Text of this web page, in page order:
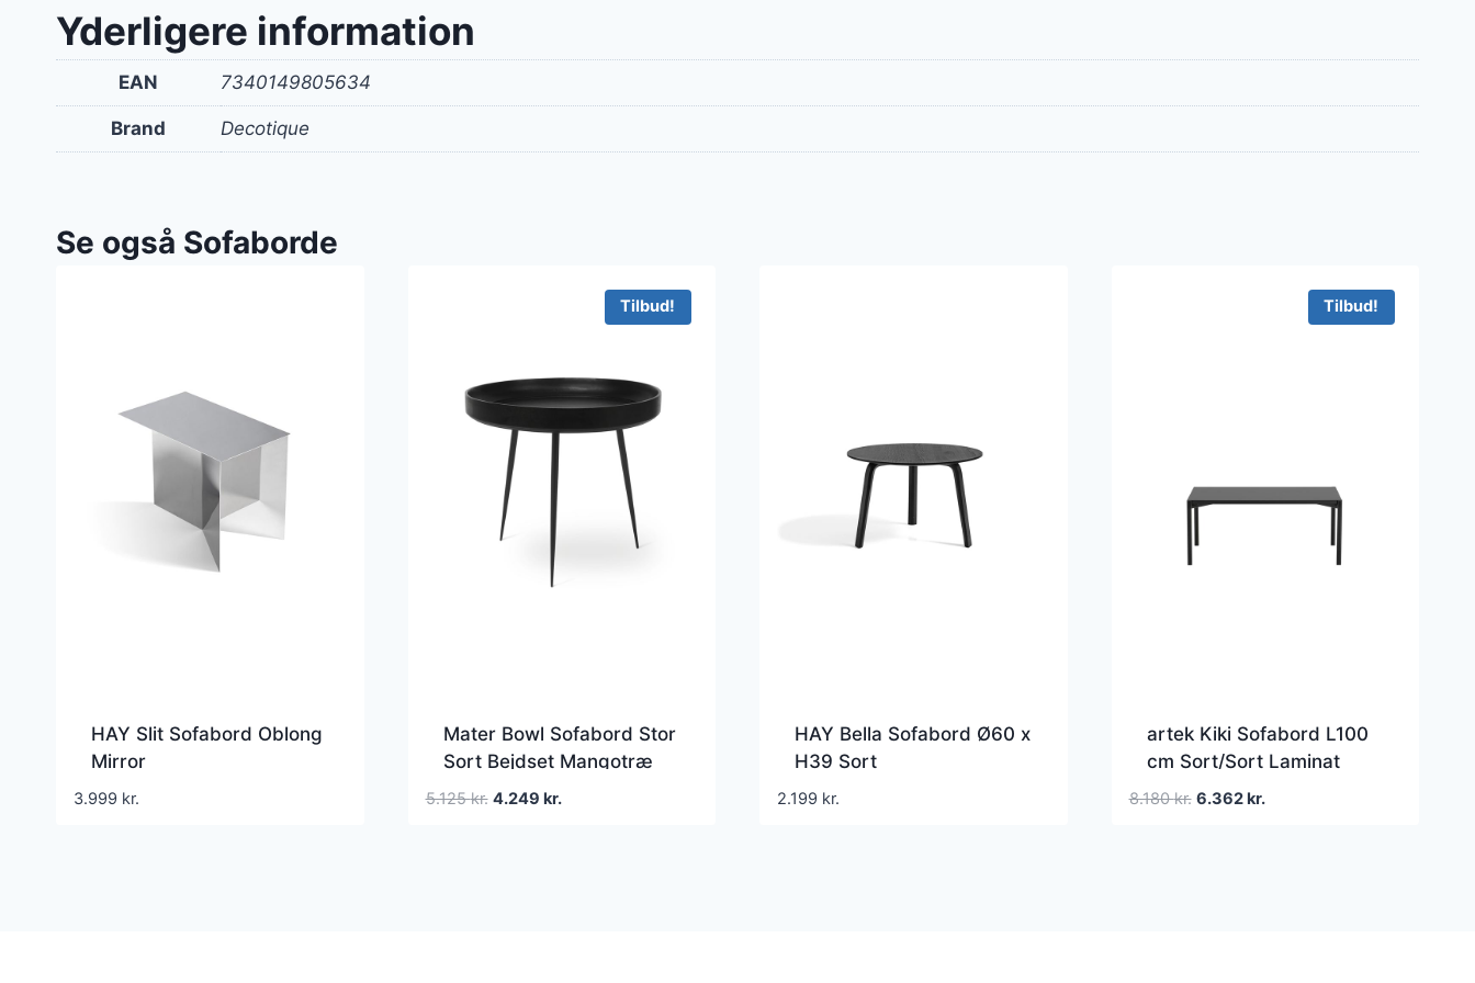
Yderligere information
EAN 7340149805634
Brand Decotique
Se også Sofaborde
HAY Slit Sofabord Oblong
Mirror
3.999 kr.
Tilbud!
Mater Bowl Sofabord Stor
Sort Bejdset Mangotræ
5.125kr. Den
4.249 kr.Den
HAY Bella Sofabord Ø60 x
H39 Sort
2.199 kr.
Tilbud!
artek Kiki Sofabord L100
cm Sort/Sort Laminat
8.180kr. Den
6.362kr.Den